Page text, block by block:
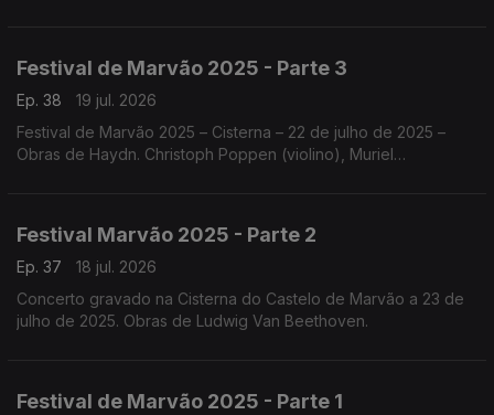
Festival de Marvão 2025 - Parte 3
Ep. 38
19 jul. 2026
Festival de Marvão 2025 – Cisterna – 22 de julho de 2025 –
Obras de Haydn. Christoph Poppen (violino), Muriel
Festival Marvão 2025 - Parte 2
Ep. 37
18 jul. 2026
Concerto gravado na Cisterna do Castelo de Marvão a 23 de
julho de 2025. Obras de Ludwig Van Beethoven.
Festival de Marvão 2025 - Parte 1